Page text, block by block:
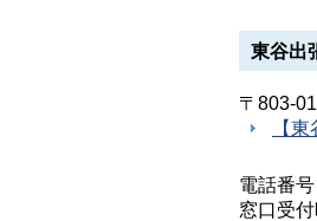
東谷出
〒803-
【
電話番
窓口受